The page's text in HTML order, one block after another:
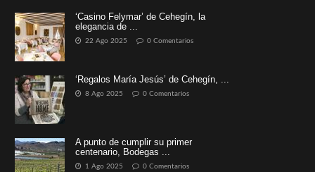
‘Casino Felymar’ de Cehegín, la
elegancia de ...
22 Ago 2025 0 Comentarios
‘Regalos María Jesús’ de Cehegín, ...
8 Ago 2025 0 Comentarios
A punto de cumplir su primer
centenario, Bodegas ...
1 Ago 2025 0 Comentarios